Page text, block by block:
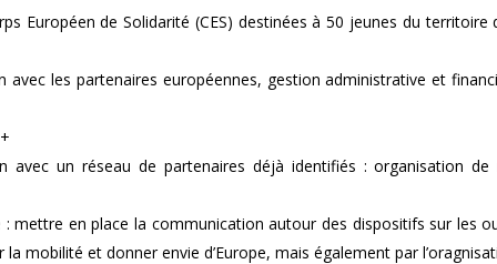
Européen de Solidarité (CES) destinées à 50 jeunes du
les partenaires européennes, gestion administrative et
un réseau de partenaires déjà identifiés : organisation
mettre en place la communication autour des dispositifs sur les
mobilité et donner envie d’Europe, mais également par